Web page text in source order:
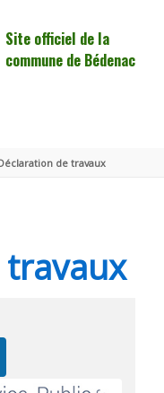
Site officiel de la
commune de Bédenac
de travaux